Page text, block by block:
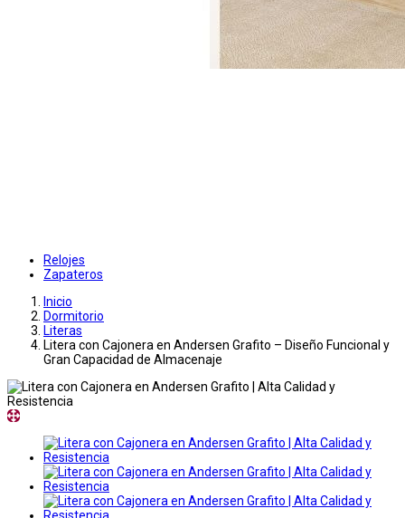
Relojes
Zapateros
Inicio
Dormitorio
Literas
Litera con Cajonera en Andersen Grafito – Diseño Funcional y
Gran Capacidad de Almacenaje